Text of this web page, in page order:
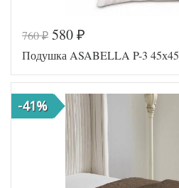
760₽ 580 ₽
Подушка ASABELLA P-3 45х45
-41%